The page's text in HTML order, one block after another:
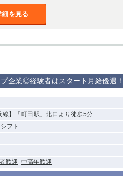
細を見る
企業◎経験者はスタート月給優遇
線】「町田駅」北口より徒歩5分
フト
歓迎 中高年歓迎